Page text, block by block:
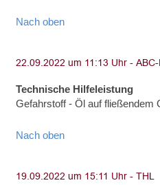
Nach oben
Technische Hilfeleistung
Gefahrstoff - Öl auf
Nach oben